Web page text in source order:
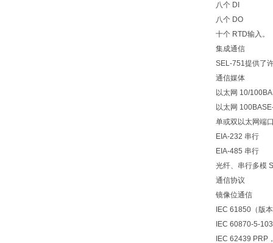
八个 DI
八个 DO
十个 RTD输入。
集成通信
SEL-751提供了许
通信媒体
以太网 10/
以太网
单或双以太网端
EIA-232 串行
EIA-485 串行
光纤、串行多模
通信协议
镜像位通信
IEC 61850（版本
IEC 60870-5-103
IEC 62439 PRP，